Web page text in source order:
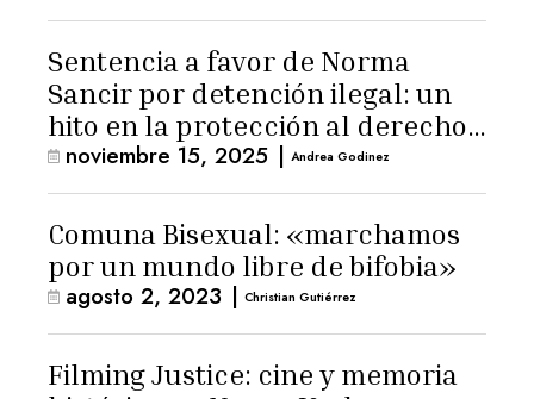
Sentencia a favor de Norma
Sancir por detención ilegal: un
hito en la protección al derecho
de información
noviembre 15, 2025 | Andrea Godinez
Comuna Bisexual: «marchamos
por un mundo libre de bifobia»
agosto 2, 2023 | Christian Gutiérrez
Filming Justice: cine y memoria